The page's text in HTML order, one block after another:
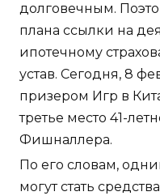
долговечным.
плана ссылки на
ипотечному
устав. Сегодня, 8
призером Игр в
третье место 41-
Фишналлера.
По его словам,
могут стать